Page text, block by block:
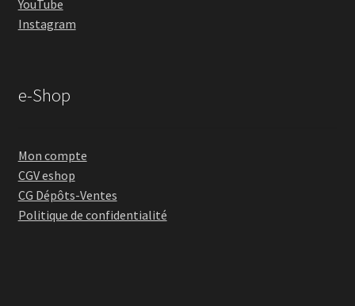
YouTube
Instagram
e-Shop
Mon compte
CGV eshop
CG Dépôts-Ventes
Politique de confidentialité